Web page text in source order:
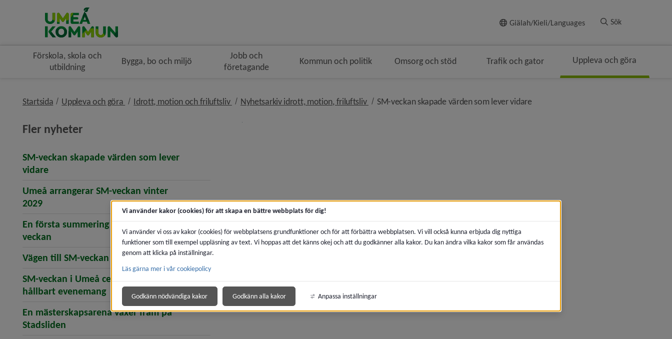
Giälah/Kieli/Languages Sök
Förskola, skola och
utbildning
Bygga, bo och miljö
Jobb och
företagande
Kommun och politik Omsorg och stöd Trafik och gator Uppleva och göra
Startsida Uppleva och göra nivå i brödsmulenavigeringen
Idrott, motion och friluftsliv nivå i brödsmulenavigeringen
Nyhetsarkiv idrott, motion, friluftsliv nivå i brödsmulenavigeringen
SM-veckan skapade värden som lever vidarenivå i brödsmulenavigeringen
Fler nyheter
SM-veckan skapade värden som lever
vidare(öppnar artikeln SM-veckan skapade värden som lever vidare)
Umeå arrangerar SM-veckan vinter
2029(öppnar artikeln Umeå arrangerar SM-veckan vinter 2029)
En första summering – så blev SM-
veckan (öppnar artikeln En första summering – så blev SM-veckan)
Vägen till SM-veckan i Umeå(öppnar artikeln Vägen till SM-veckan i Umeå)
SM-veckan i Umeå certifieras som ett
hållbart evenemang(öppnar artikeln SM-veckan i Umeå certifieras som ett hållbart evenemang)
En mästerskapsarena växer fram på
Stadsliden
Vi använder kakor (cookies) för att skapa en bättre webbplats för dig!
Vi använder vi oss av kakor (cookies) för webbplatsens grundfunktioner och för att förbättra webbplatsen. Vi vill också kunna erbjuda dig nyttiga
funktioner som till exempel uppläsning av text. Vi hoppas att det känns okej och att du godkänner alla kakor. Du kan ändra vilka kakor som får användas
genom att klicka på inställningar.
Läs gärna mer i vår cookiepolicy
Godkänn nödvändiga kakor Godkänn alla kakor Anpassa inställningar